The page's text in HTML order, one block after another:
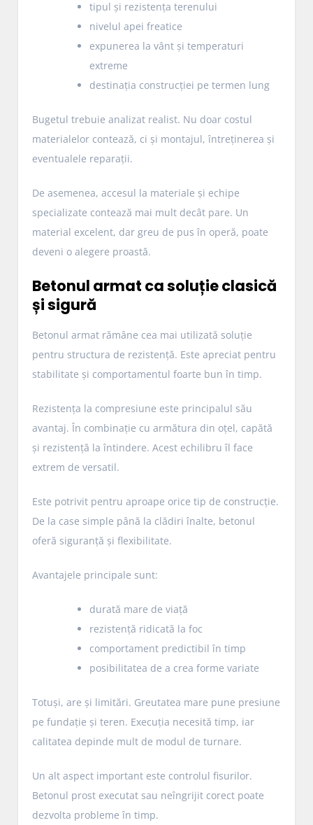
tipul și rezistența terenului
nivelul apei freatice
expunerea la vânt și temperaturi
extreme
destinația construcției pe termen lung
Bugetul trebuie analizat realist. Nu doar costul
materialelor contează, ci și montajul, întreținerea și
eventualele reparații.
De asemenea, accesul la materiale și echipe
specializate contează mai mult decât pare. Un
material excelent, dar greu de pus în operă, poate
deveni o alegere proastă.
Betonul armat ca soluție clasică
și sigură
Betonul armat rămâne cea mai utilizată soluție
pentru structura de rezistență. Este apreciat pentru
stabilitate și comportamentul foarte bun în timp.
Rezistența la compresiune este principalul său
avantaj. În combinație cu armătura din oțel, capătă
și rezistență la întindere. Acest echilibru îl face
extrem de versatil.
Este potrivit pentru aproape orice tip de construcție.
De la case simple până la clădiri înalte, betonul
oferă siguranță și flexibilitate.
Avantajele principale sunt:
durată mare de viață
rezistență ridicată la foc
comportament predictibil în timp
posibilitatea de a crea forme variate
Totuși, are și limitări. Greutatea mare pune presiune
pe fundație și teren. Execuția necesită timp, iar
calitatea depinde mult de modul de turnare.
Un alt aspect important este controlul fisurilor.
Betonul prost executat sau neîngrijit corect poate
dezvolta probleme în timp.